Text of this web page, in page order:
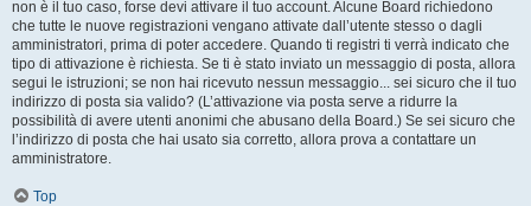
non è il tuo caso, forse devi attivare il tuo account. Alcune Board richiedono
che tutte le nuove registrazioni vengano attivate dall’utente stesso o dagli
amministratori, prima di poter accedere. Quando ti registri ti verrà indicato che
tipo di attivazione è richiesta. Se ti è stato inviato un messaggio di posta, allora
segui le istruzioni; se non hai ricevuto nessun messaggio... sei sicuro che il tuo
indirizzo di posta sia valido? (L’attivazione via posta serve a ridurre la
possibilità di avere utenti anonimi che abusano della Board.) Se sei sicuro che
l’indirizzo di posta che hai usato sia corretto, allora prova a contattare un
amministratore.
Top